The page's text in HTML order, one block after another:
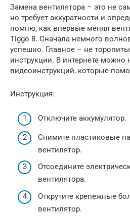
Замена вентилятора – это не
но требует аккуратности и
помню, как впервые менял
Tiggo 8. Сначала немного
успешно. Главное – не
инструкции. В интернете можно
видеоинструкций, которые
Инструкция:
Отключите аккумулятор.
Снимите пластиковые
вентилятор.
Отсоедините
вентилятора.
Открутите крепежные
вентилятор.